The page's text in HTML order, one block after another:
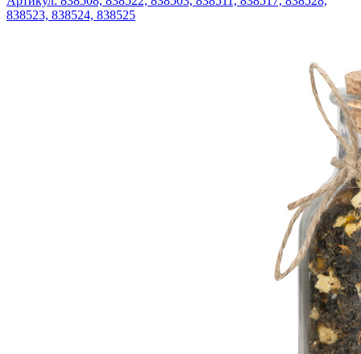
838523, 838524, 838525